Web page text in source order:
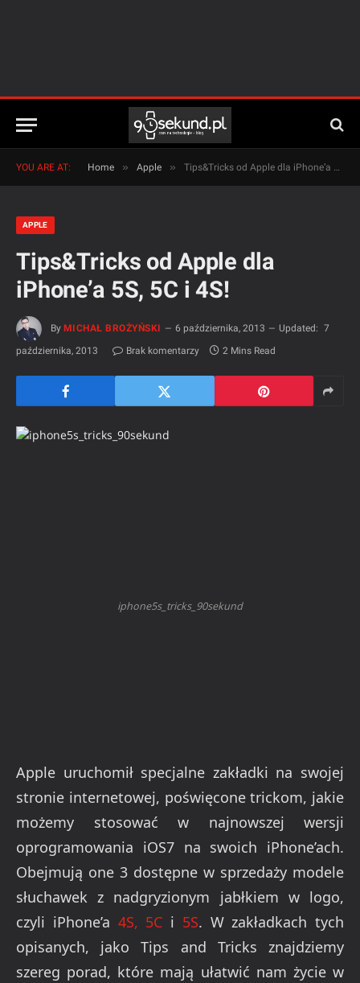
YOU ARE AT: Home » Apple » Tips&Tricks od Apple dla iPhone’a 5S, 5C i 4S!
APPLE
Tips&Tricks od Apple dla
iPhone’a 5S, 5C i 4S!
By MICHAŁ BROŻYŃSKI 6 października, 2013 Updated: 7
października, 2013
Brak komentarzy 2 Mins Read
iphone5s_tricks_90sekund
Apple uruchomił specjalne zakładki na swojej
stronie internetowej, poświęcone trickom, jakie
możemy stosować w najnowszej wersji
oprogramowania iOS7 na swoich iPhone’ach.
Obejmują one 3 dostępne w sprzedaży modele
słuchawek z nadgryzionym jabłkiem w logo,
czyli iPhone’a 4S, 5C i 5S. W zakładkach tych
opisanych, jako Tips and Tricks znajdziemy
szereg porad, które mają ułatwić nam życie w